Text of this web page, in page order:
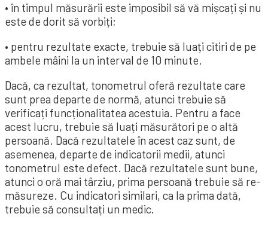
• în timpul măsurării este imposibil să vă mișcați și nu
este de dorit să vorbiți;
• pentru rezultate exacte, trebuie să luați citiri de pe
ambele mâini la un interval de 10 minute.
Dacă, ca rezultat, tonometrul oferă rezultate care
sunt prea departe de normă, atunci trebuie să
verificați funcționalitatea acestuia. Pentru a face
acest lucru, trebuie să luați măsurători pe o altă
persoană. Dacă rezultatele în acest caz sunt, de
asemenea, departe de indicatorii medii, atunci
tonometrul este defect. Dacă rezultatele sunt bune,
atunci o oră mai târziu, prima persoană trebuie să re-
măsureze. Cu indicatori similari, ca la prima dată,
trebuie să consultați un medic.